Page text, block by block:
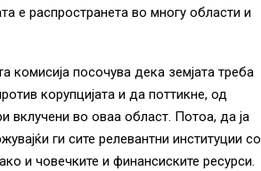
е распространета во многу области и
комисија посочува дека земјата треба
корупцијата и да поттикне, од
вклучени во оваа област. Потоа, да ја
ги сите релевантни институции со
и човечките и финансиските ресурси.